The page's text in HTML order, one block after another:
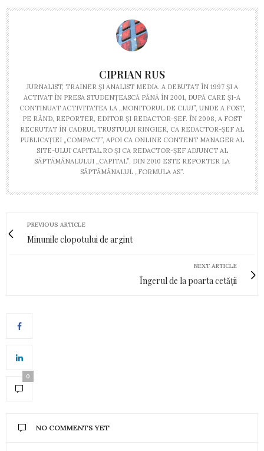
CIPRIAN RUS
JURNALIST, TRAINER ŞI ANALIST MEDIA. A DEBUTAT ÎN 1997 ŞI A
ACTIVAT ÎN PRESA STUDENŢEASCĂ PÂNĂ ÎN 2001, DUPĂ CARE ŞI-A
CONTINUAT ACTIVITATEA LA „MONITORUL DE CLUJ”, UNDE A FOST,
PE RÂND, REPORTER, EDITOR ŞI REDACTOR-ŞEF. ÎN 2008, A FOST
RECRUTAT ÎN CADRUL TRUSTULUI RINGIER, CA REDACTOR-ŞEF AL
PUBLICAŢIEI „COMPACT”, APOI CA ONLINE CONTENT MANAGER AL
SITE-ULUI CAPITAL.RO ŞI CA REDACTOR-ŞEF ADJUNCT AL
SĂPTĂMÂNALULUI „CAPITAL”. DIN 2010 ESTE REPORTER LA
SĂPTĂMÂNALUL „FORMULA AS”.
PREVIOUS ARTICLE
Minunile clopotului de argint
NEXT ARTICLE
Îngerul de la poarta cetății
0
NO COMMENTS YET